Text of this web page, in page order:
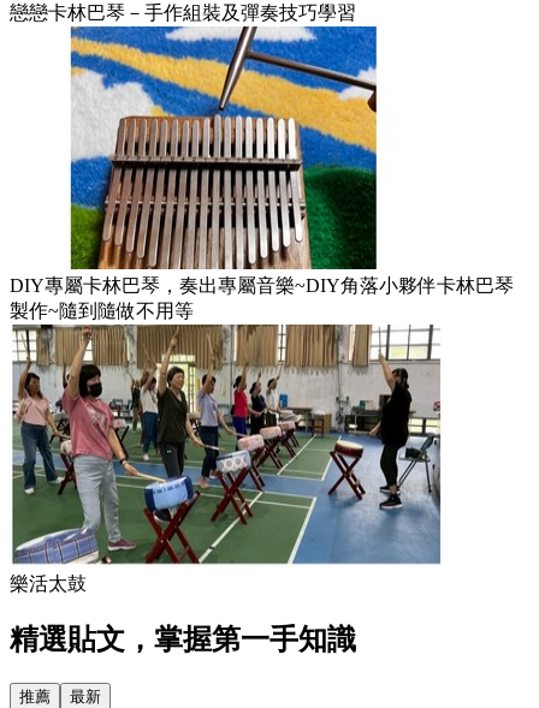
戀戀卡林巴琴－手作組裝及彈奏技巧學習
DIY專屬卡林巴琴，奏出專屬音樂~DIY角落小夥伴卡林巴琴
製作~隨到隨做不用等
樂活太鼓
精選貼文，掌握第一手知識
推薦 最新